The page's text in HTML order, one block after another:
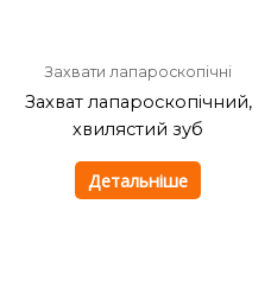
Захвати лапароскопічні
Захват лапароскопічний,
хвилястий зуб
Детальніше